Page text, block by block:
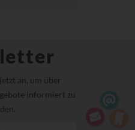
an, um über
informiert zu